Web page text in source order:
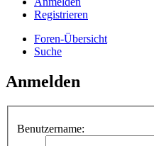
Registrieren
Foren-Übersicht
Suche
Anmelden
Benutzername: